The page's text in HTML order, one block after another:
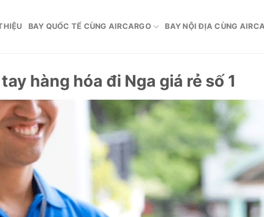
BAY QUỐC TẾ CÙNG AIRCARGO BAY NỘI ĐỊA CÙNG
hàng hóa đi Nga giá rẻ số 1